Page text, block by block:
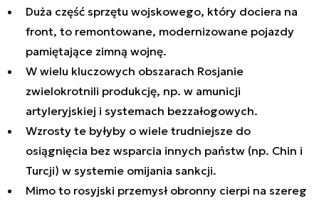
Duża część sprzętu wojskowego, który dociera na
front, to remontowane, modernizowane pojazdy
pamiętające zimną wojnę.
W wielu kluczowych obszarach Rosjanie
zwielokrotnili produkcję, np. w amunicji
artyleryjskiej i systemach bezzałogowych.
Wzrosty te byłyby o wiele trudniejsze do
osiągnięcia bez wsparcia innych państw (np. Chin i
Turcji) w systemie omijania sankcji.
Mimo to rosyjski przemysł obronny cierpi na szereg